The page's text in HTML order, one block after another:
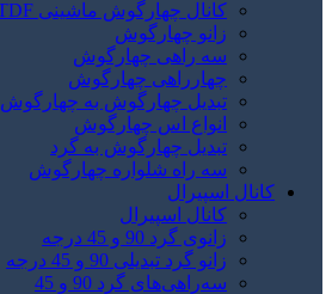
کانال چهارگوش ماشینی TDC , TDF
زانو چهارگوش
سه راهی چهارگوش
چهارراهی چهارگوش
تبدیل چهارگوش به چهارگوش
انواع اس چهارگوش
تبدیل چهارگوش به گرد
سه راه شلواره چهارگوش
کانال اسپیرال
کانال اسپیرال
زانوی گرد 90 و 45 درجه
زانو گرد تبدیلی 90 و 45 درجه
سه‌راهی‌های گرد 90 و 45